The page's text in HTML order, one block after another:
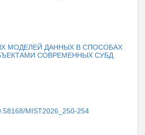
МОДЕЛЕЙ ДАННЫХ В СПОСОБАХ
СОВРЕМЕННЫХ СУБД
MIST2026_250-254